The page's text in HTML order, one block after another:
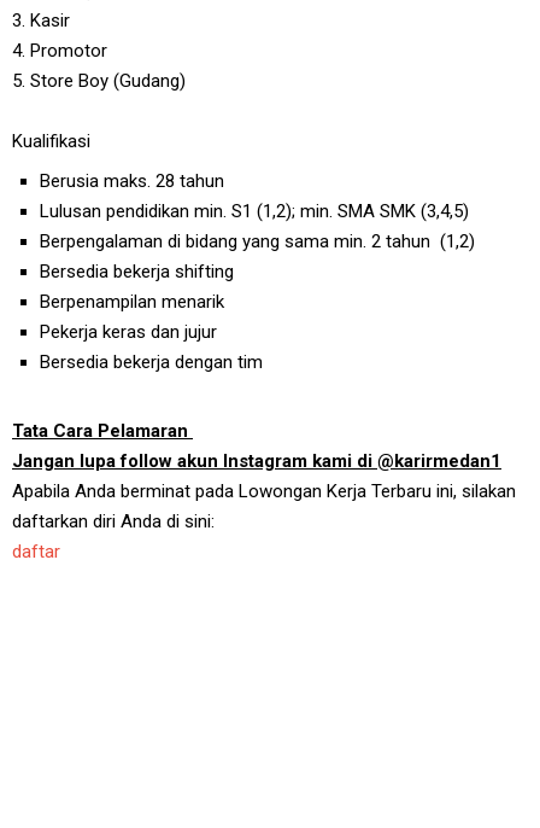
3. Kasir
4. Promotor
5. Store Boy (Gudang)
Kualifikasi
Berusia maks. 28 tahun
Lulusan pendidikan min. S1 (1,2); min. SMA SMK (3,4,5)
Berpengalaman di bidang yang sama min. 2 tahun (1,2)
Bersedia bekerja shifting
Berpenampilan menarik
Pekerja keras dan jujur
Bersedia bekerja dengan tim
Tata Cara Pelamaran
Jangan lupa follow akun Instagram kami di @karirmedan1
Apabila Anda berminat pada Lowongan Kerja Terbaru ini, silakan
daftarkan diri Anda di sini:
daftar